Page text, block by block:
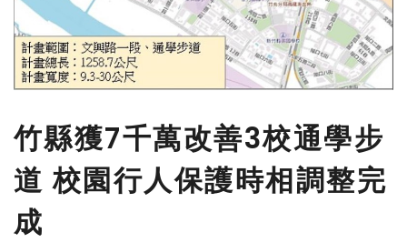
竹縣獲7千萬改善3校通學步
道 校園行人保護時相調整完
成